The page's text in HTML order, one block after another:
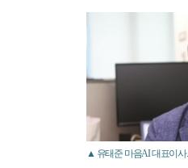
▲ 유태준 마음AI 대표이사.